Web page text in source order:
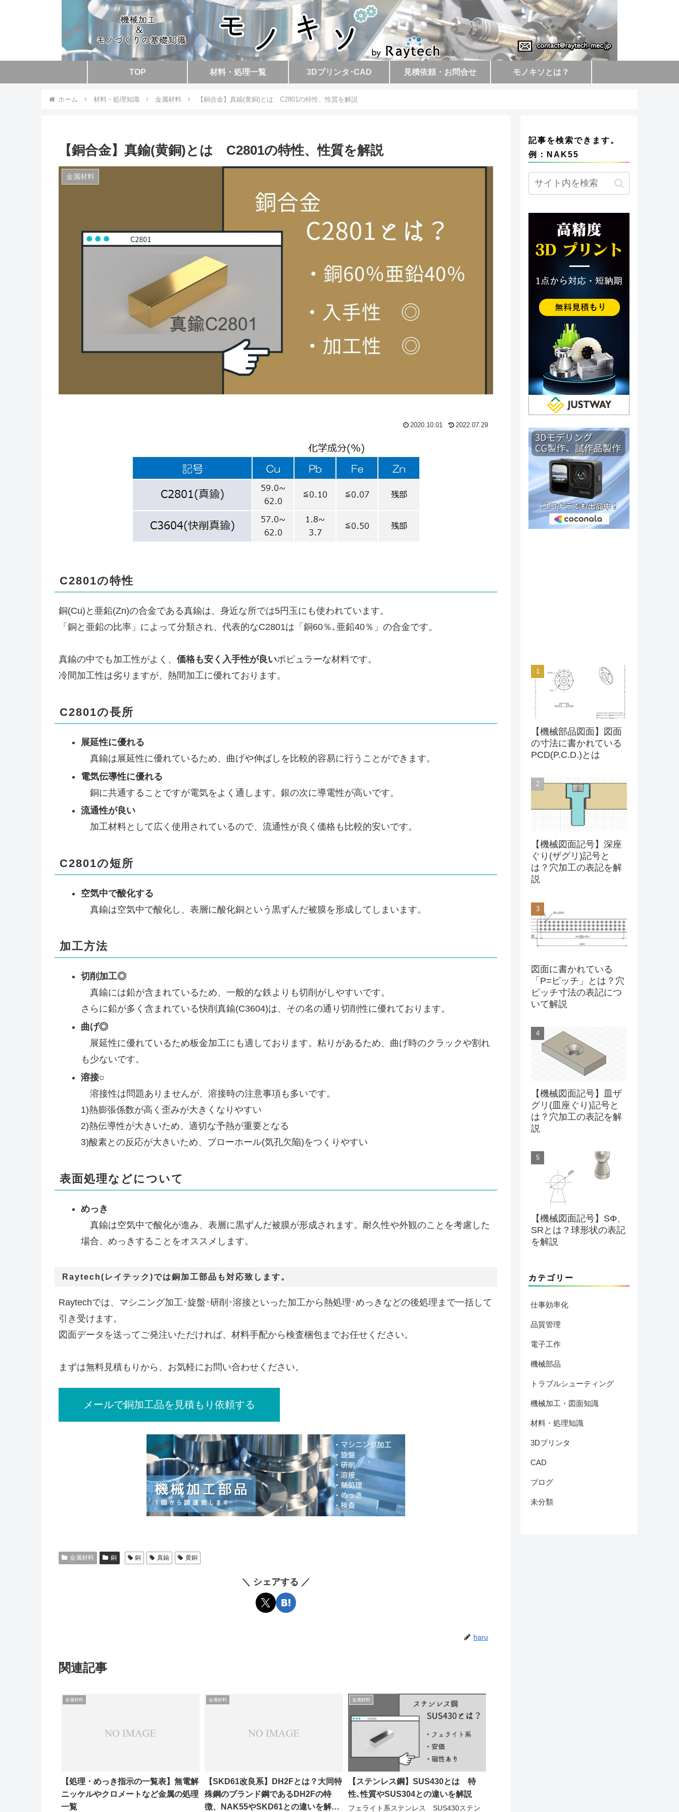
TOP 材料・処理一覧 3Dプリンタ･CAD 見積依頼・お問合せ モノキソとは？
ホーム 材料・処理知識 金属材料 【銅合金】真鍮(黄銅)とは C2801の特性、性質を解説
【銅合金】真鍮(黄銅)とは C2801の特性、性質を解説
金属材料
2020.10.01 2022.07.29
C2801の特性
銅(Cu)と亜鉛(Zn)の合金である真鍮は、身近な所では5円玉にも使われています。
「銅と亜鉛の比率」によって分類され、代表的なC2801は「銅60％､亜鉛40％」の合金です。
真鍮の中でも加工性がよく、 価格も安く入手性が良いポピュラーな材料です。
冷間加工性は劣りますが、熱間加工に優れております。
C2801の長所
展延性に優れる
真鍮は展延性に優れているため、曲げや伸ばしを比較的容易に行うことができます。
電気伝導性に優れる
銅に共通することですが電気をよく通します。銀の次に導電性が高いです。
流通性が良い
加工材料として広く使用されているので、流通性が良く価格も比較的安いです。
C2801の短所
空気中で酸化する
真鍮は空気中で酸化し、表層に酸化銅という黒ずんだ被膜を形成してしまいます。
加工方法
切削加工◎
真鍮には鉛が含まれているため、一般的な鉄よりも切削がしやすいです。
さらに鉛が多く含まれている快削真鍮(C3604)は、その名の通り切削性に優れております。
曲げ◎
展延性に優れているため板金加工にも適しております。粘りがあるため、曲げ時のクラックや割れ
も少ないです。
溶接○
溶接性は問題ありませんが、溶接時の注意事項も多いです。
1)熱膨張係数が高く歪みが大きくなりやすい
2)熱伝導性が大きいため、適切な予熱が重要となる
3)酸素との反応が大きいため、ブローホール(気孔欠陥)をつくりやすい
表面処理などについて
めっき
真鍮は空気中で酸化が進み、表層に黒ずんだ被膜が形成されます。耐久性や外観のことを考慮した
場合、めっきすることをオススメします。
Raytech(レイテック)では銅加工部品も対応致します。
Raytechでは、マシニング加工･旋盤･研削･溶接といった加工から熱処理･めっきなどの後処理まで一括して
引き受けます。
図面データを送ってご発注いただければ、材料手配から検査梱包までお任せください。
まずは無料見積もりから、お気軽にお問い合わせください。
メールで銅加工品を見積もり依頼する
金属材料 銅 銅 真鍮 黄銅
＼ シェアする ／
haru
関連記事
金属材料
【処理・めっき指示の一覧表】無電解
ニッケルやクロメートなど金属の処理
一覧
金属材料
【SKD61改良系】DH2Fとは？大同特
殊鋼のブランド鋼であるDH2Fの特
徴、NAK55やSKD61との違いを解
金属材料
【ステンレス鋼】SUS430とは 特
性､性質やSUS304との違いを解説
フェライト系ステンレス SUS430ステン
記事を検索できます。
例：NAK55
【機械部品図面】図面
の寸法に書かれている
PCD(P.C.D.)とは
【機械図面記号】深座
ぐり(ザグリ)記号と
は？穴加工の表記を解
説
図面に書かれている
「P=ピッチ」とは？穴
ピッチ寸法の表記につ
いて解説
【機械図面記号】皿ザ
グリ(皿座ぐり)記号と
は？穴加工の表記を解
説
【機械図面記号】SΦ、
SRとは？球形状の表記
を解説
カテゴリー
仕事効率化
品質管理
電子工作
機械部品
トラブルシューティング
機械加工・図面知識
材料・処理知識
3Dプリンタ
CAD
ブログ
未分類